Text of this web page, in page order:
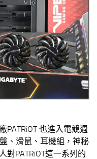
PATRiOT 也進入電競週
、滑鼠、耳機組，神秘
對PATRiOT這一系列的